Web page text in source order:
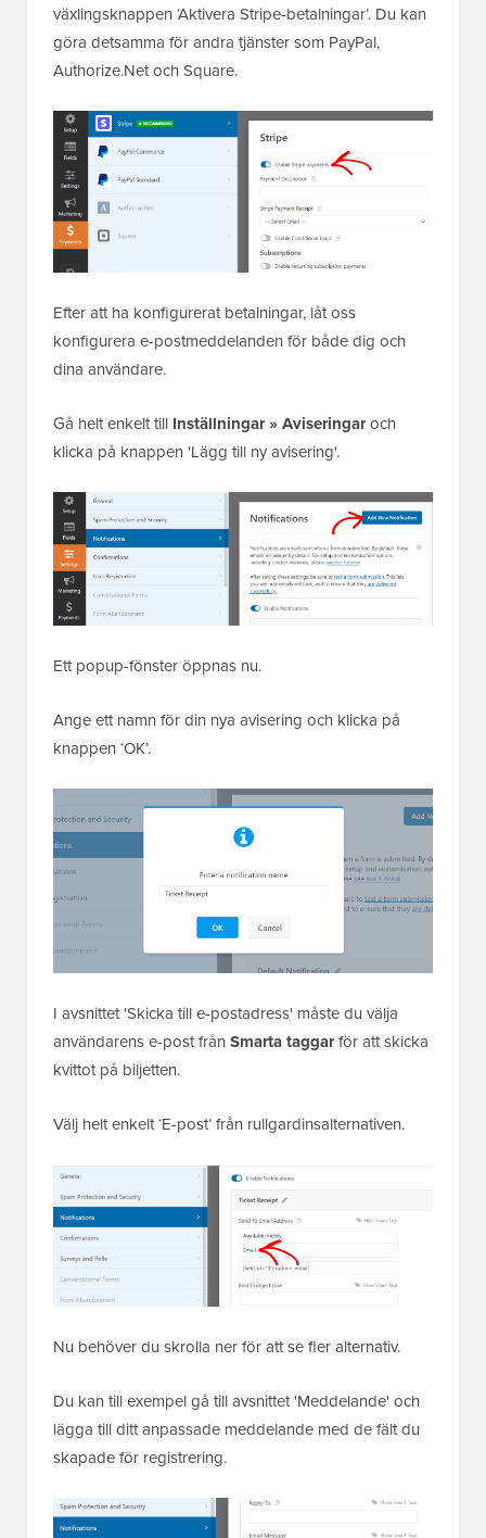
växlingsknappen ‘Aktivera Stripe-betalningar’. Du kan
göra detsamma för andra tjänster som PayPal,
Authorize.Net och Square.
Efter att ha konfigurerat betalningar, låt oss
konfigurera e-postmeddelanden för både dig och
dina användare.
Gå helt enkelt till Inställningar » Aviseringaroch
klicka på knappen 'Lägg till ny avisering'.
Ett popup-fönster öppnas nu.
Ange ett namn för din nya avisering och klicka på
knappen ‘OK’.
I avsnittet 'Skicka till e-postadress' måste du välja
användarens e-post från Smarta taggarför att skicka
kvittot på biljetten.
Välj helt enkelt ‘E-post’ från rullgardinsalternativen.
Nu behöver du skrolla ner för att se fler alternativ.
Du kan till exempel gå till avsnittet 'Meddelande' och
lägga till ditt anpassade meddelande med de fält du
skapade för registrering.